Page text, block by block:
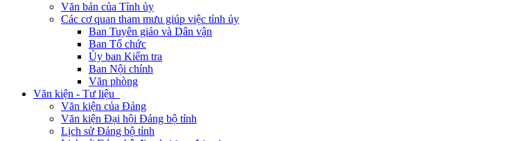
Văn bản của Tỉnh ủy
Các cơ quan tham mưu giúp việc tỉnh ủy
Ban Tuyên giáo và Dân vận
Ban Tổ chức
Ủy ban Kiểm tra
Ban Nội chính
Văn phòng
Văn kiện - Tư liệu
Văn kiện của Đảng
Văn kiện Đại hội Đảng bộ tỉnh
Lịch sử Đảng bộ tỉnh